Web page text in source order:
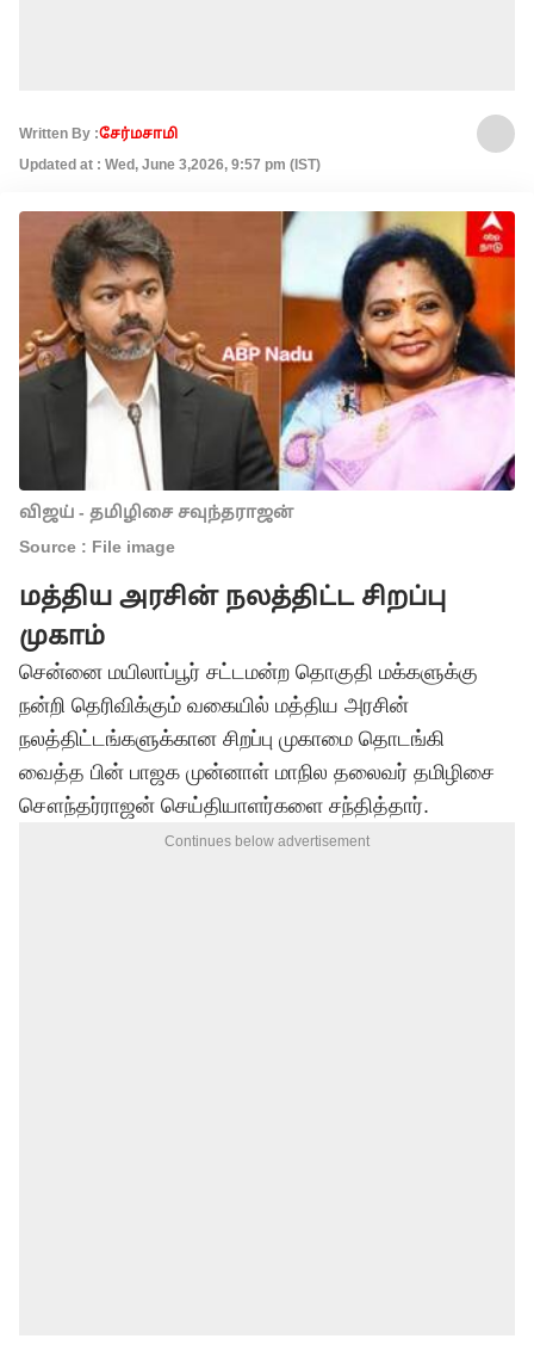
Written By :சேர்மசாமி
Updated at : Wed, June 3,2026, 9:57 pm (IST)
விஜய் - தமிழிசை சவுந்தராஜன்
Source : File image
மத்திய அரசின் நலத்திட்ட சிறப்பு
முகாம்
சென்னை மயிலாப்பூர் சட்டமன்ற தொகுதி மக்களுக்கு
நன்றி தெரிவிக்கும் வகையில் மத்திய அரசின்
நலத்திட்டங்களுக்கான சிறப்பு முகாமை தொடங்கி
வைத்த பின் பாஜக முன்னாள் மாநில தலைவர் தமிழிசை
சௌந்தர்ராஜன் செய்தியாளர்களை சந்தித்தார்.
Continues below advertisement